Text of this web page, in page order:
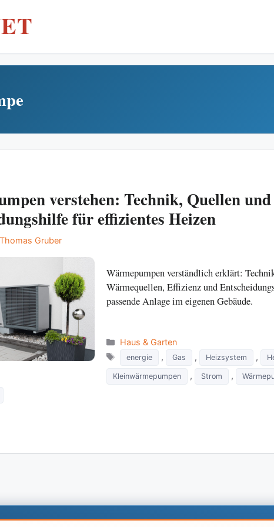
verstehen: Technik, Quellen und
für effizientes Heizen
Thomas Gruber
Wärmepumpen verständlich erklärt:
Wärmequellen, Effizienz und
passende Anlage im eigenen Gebäude.
Categories
Haus & Garten
Tags
energie , Gas , Heizsystem ,
Kleinwärmepumpen , Strom ,